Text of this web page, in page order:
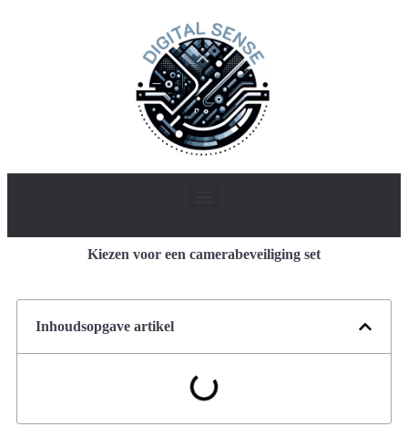
Kiezen voor een camerabeveiliging set
Inhoudsopgave artikel